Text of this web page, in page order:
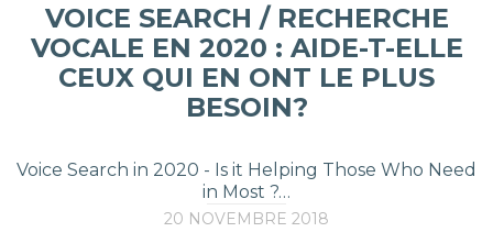
VOICE SEARCH / RECHERCHE
VOCALE EN 2020 : AIDE-T-ELLE
CEUX QUI EN ONT LE PLUS
BESOIN?
Voice Search in 2020 - Is it Helping Those Who Need
in Most ?…
20 NOVEMBRE 2018